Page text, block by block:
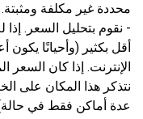
محددة غير مكلفة ومثبتة.
- نقوم بتحليل السعر.
أقل بكثير (وأحيانًا
الإنترنت. إذا كان السعر
نتذكر هذا المكان على
عدة أماكن فقط في